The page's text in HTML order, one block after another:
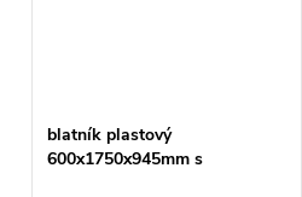
blatník plastový
600x1750x945mm s